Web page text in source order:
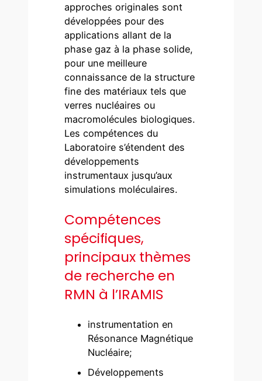
approches originales sont
développées pour des
applications allant de la
phase gaz à la phase solide,
pour une meilleure
connaissance de la structure
fine des matériaux tels que
verres nucléaires ou
macromolécules biologiques.
Les compétences du
Laboratoire s’étendent des
développements
instrumentaux jusqu’aux
simulations moléculaires.
Compétences
spécifiques,
principaux thèmes
de recherche en
RMN à l’IRAMIS
instrumentation en
Résonance Magnétique
Nucléaire;
Développements